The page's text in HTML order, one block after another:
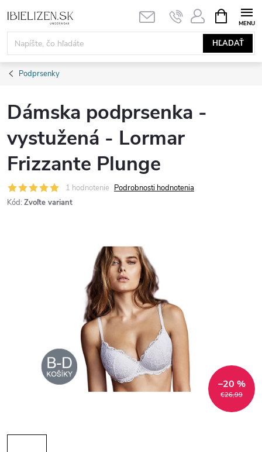
na
obsah
HĽADAŤ
KOŠÍK
Podprsenky
Dámska podprsenka -
vystužená - Lormar
Frizzante Plunge
1 hodnotenie Podrobnosti hodnotenia
Kód: Zvoľte variant
€26,99
–20 %